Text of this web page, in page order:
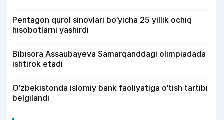
Pentagon qurol sinovlari bo‘yicha 25 yillik ochiq
hisobotlarni yashirdi
Bibisora Assaubayeva Samarqanddagi olimpiadada
ishtirok etadi
O‘zbekistonda islomiy bank faoliyatiga o‘tish tartibi
belgilandi